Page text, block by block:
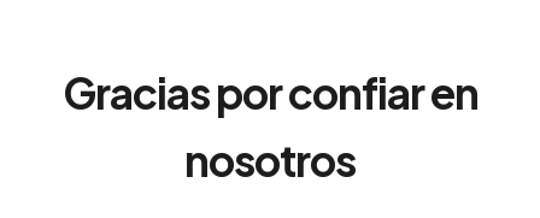
Gracias por confiar en
nosotros